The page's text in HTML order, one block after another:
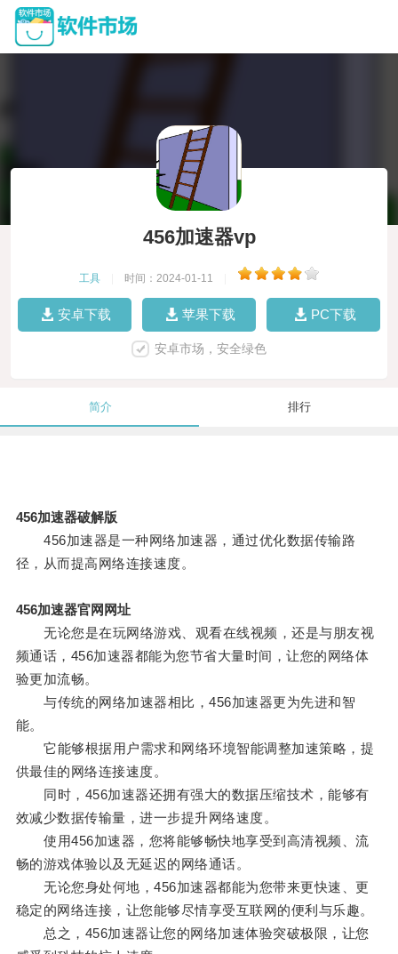
456加速器vp
工具 时间：2024-01-11
安卓下载 苹果下载 PC下载
安卓市场，安全绿色
简介 排行
456加速器破解版
456加速器是一种网络加速器，通过优化数据传输路
径，从而提高网络连接速度。
456加速器官网网址
无论您是在玩网络游戏、观看在线视频，还是与朋友视
频通话，456加速器都能为您节省大量时间，让您的网络体
验更加流畅。
与传统的网络加速器相比，456加速器更为先进和智
能。
它能够根据用户需求和网络环境智能调整加速策略，提
供最佳的网络连接速度。
同时，456加速器还拥有强大的数据压缩技术，能够有
效减少数据传输量，进一步提升网络速度。
使用456加速器，您将能够畅快地享受到高清视频、流
畅的游戏体验以及无延迟的网络通话。
无论您身处何地，456加速器都能为您带来更快速、更
稳定的网络连接，让您能够尽情享受互联网的便利与乐趣。
总之，456加速器让您的网络加速体验突破极限，让您